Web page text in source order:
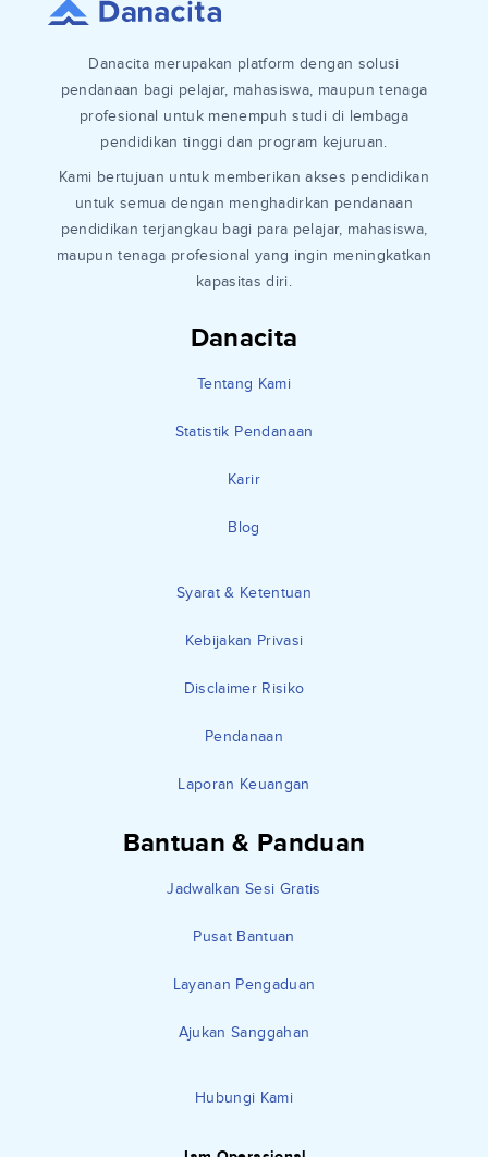
Danacita
Tentang Kami
Statistik Pendanaan
Karir
Blog
Syarat & Ketentuan
Kebijakan Privasi
Disclaimer Risiko
Pendanaan
Laporan Keuangan
Bantuan & Panduan
Jadwalkan Sesi Gratis
Pusat Bantuan
Layanan Pengaduan
Ajukan Sanggahan
Hubungi Kami
Danacita merupakan platform dengan solusi
pendanaan bagi pelajar, mahasiswa, maupun tenaga
profesional untuk menempuh studi di lembaga
pendidikan tinggi dan program kejuruan.
Kami bertujuan untuk memberikan akses pendidikan
untuk semua dengan menghadirkan pendanaan
pendidikan terjangkau bagi para pelajar, mahasiswa,
maupun tenaga profesional yang ingin meningkatkan
kapasitas diri.